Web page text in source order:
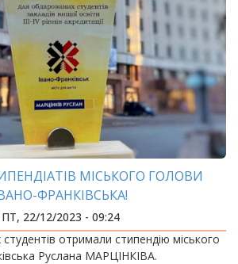
МІСЬКОГО ГОЛОВИ
ФРАНКІВСЬКА!
ПТ, 22/12/2023 - 09:24
отримали стипендію міського
Руслана МАРЦІНКІВА.